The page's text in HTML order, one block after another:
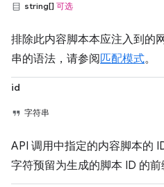
string[] 可选
排除此内容脚本本应注入到的
串的语法，请参阅匹配模式。
id
字符串
API 调用中指定的内容脚本的
字符预留为生成的脚本 ID 的前